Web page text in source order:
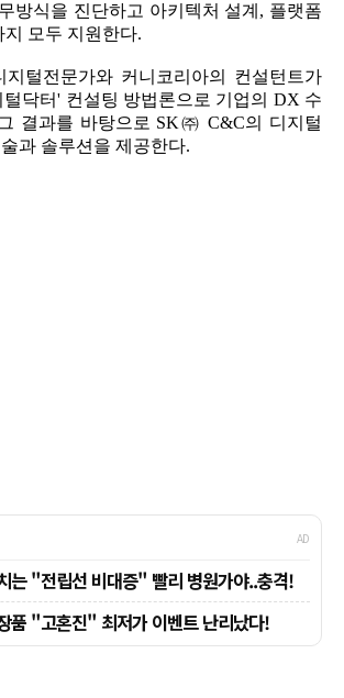
방식을 진단하고 아키텍처 설계, 플랫폼
모두 지원한다.
털전문가와 커니코리아의 컨설턴트가
닥터' 컨설팅 방법론으로 기업의 DX 수
결과를 바탕으로 SK㈜ C&C의 디지털
과 솔루션을 제공한다.